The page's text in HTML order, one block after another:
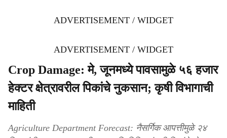
ADVERTISEMENT / WIDGET
ADVERTISEMENT / WIDGET
Crop Damage: मे, जूनमध्ये पावसामुळे ५६ हजार
हेक्टर क्षेत्रावरील पिकांचे नुकसान; कृषी विभागाची
माहिती
Agriculture Department Forecast: नैसर्गिक आपत्तीमुळे २४